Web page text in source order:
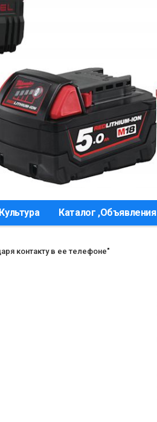
Культура Каталог ,Объявления
контакту в ее телефоне"